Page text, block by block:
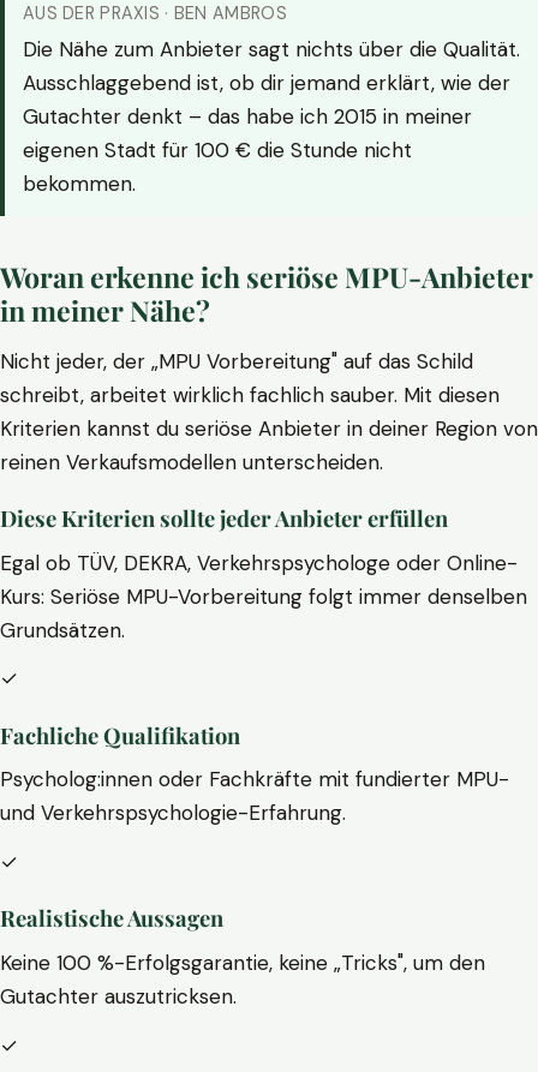
AUS DER PRAXIS · BEN AMBROS
Die Nähe zum Anbieter sagt nichts über die Qualität.
Ausschlaggebend ist, ob dir jemand erklärt, wie der
Gutachter denkt – das habe ich 2015 in meiner
eigenen Stadt für 100 € die Stunde nicht
bekommen.
Woran erkenne ich seriöse MPU-Anbieter
in meiner Nähe?
Nicht jeder, der „MPU Vorbereitung" auf das Schild
schreibt, arbeitet wirklich fachlich sauber. Mit diesen
Kriterien kannst du seriöse Anbieter in deiner Region von
reinen Verkaufsmodellen unterscheiden.
Diese Kriterien sollte jeder Anbieter erfüllen
Egal ob TÜV, DEKRA, Verkehrspsychologe oder Online-
Kurs: Seriöse MPU-Vorbereitung folgt immer denselben
Grundsätzen.
✓
Fachliche Qualifikation
Psycholog:innen oder Fachkräfte mit fundierter MPU-
und Verkehrspsychologie-Erfahrung.
✓
Realistische Aussagen
Keine 100 %-Erfolgsgarantie, keine „Tricks", um den
Gutachter auszutricksen.
✓